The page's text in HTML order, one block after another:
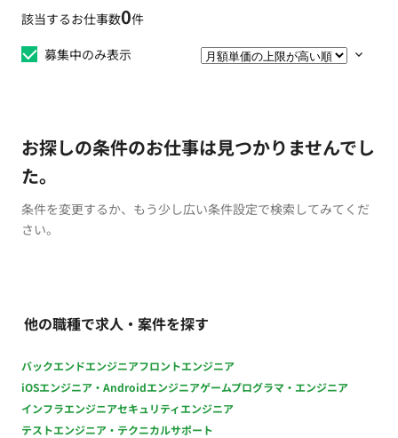
該当するお仕事数0件
募集中のみ表示
お探しの条件のお仕事は見つかりませんでし
た。
条件を変更するか、もう少し広い条件設定で検索してみてくだ
さい。
他の職種で求人・案件を探す
バックエンドエンジニアフロントエンジニア
iOSエンジニア・Androidエンジニアゲームプログラマ・エンジニア
インフラエンジニアセキュリティエンジニア
テストエンジニア・テクニカルサポート